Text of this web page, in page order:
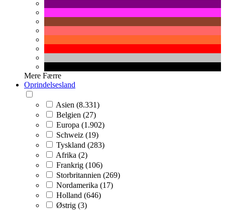
Mere Færre
Oprindelsesland
Asien (8.331)
Belgien (27)
Europa (1.902)
Schweiz (19)
Tyskland (283)
Afrika (2)
Frankrig (106)
Storbritannien (269)
Nordamerika (17)
Holland (646)
Østrig (3)